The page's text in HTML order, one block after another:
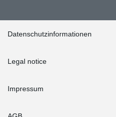
Datenschutzinformationen
Legal notice
Impressum